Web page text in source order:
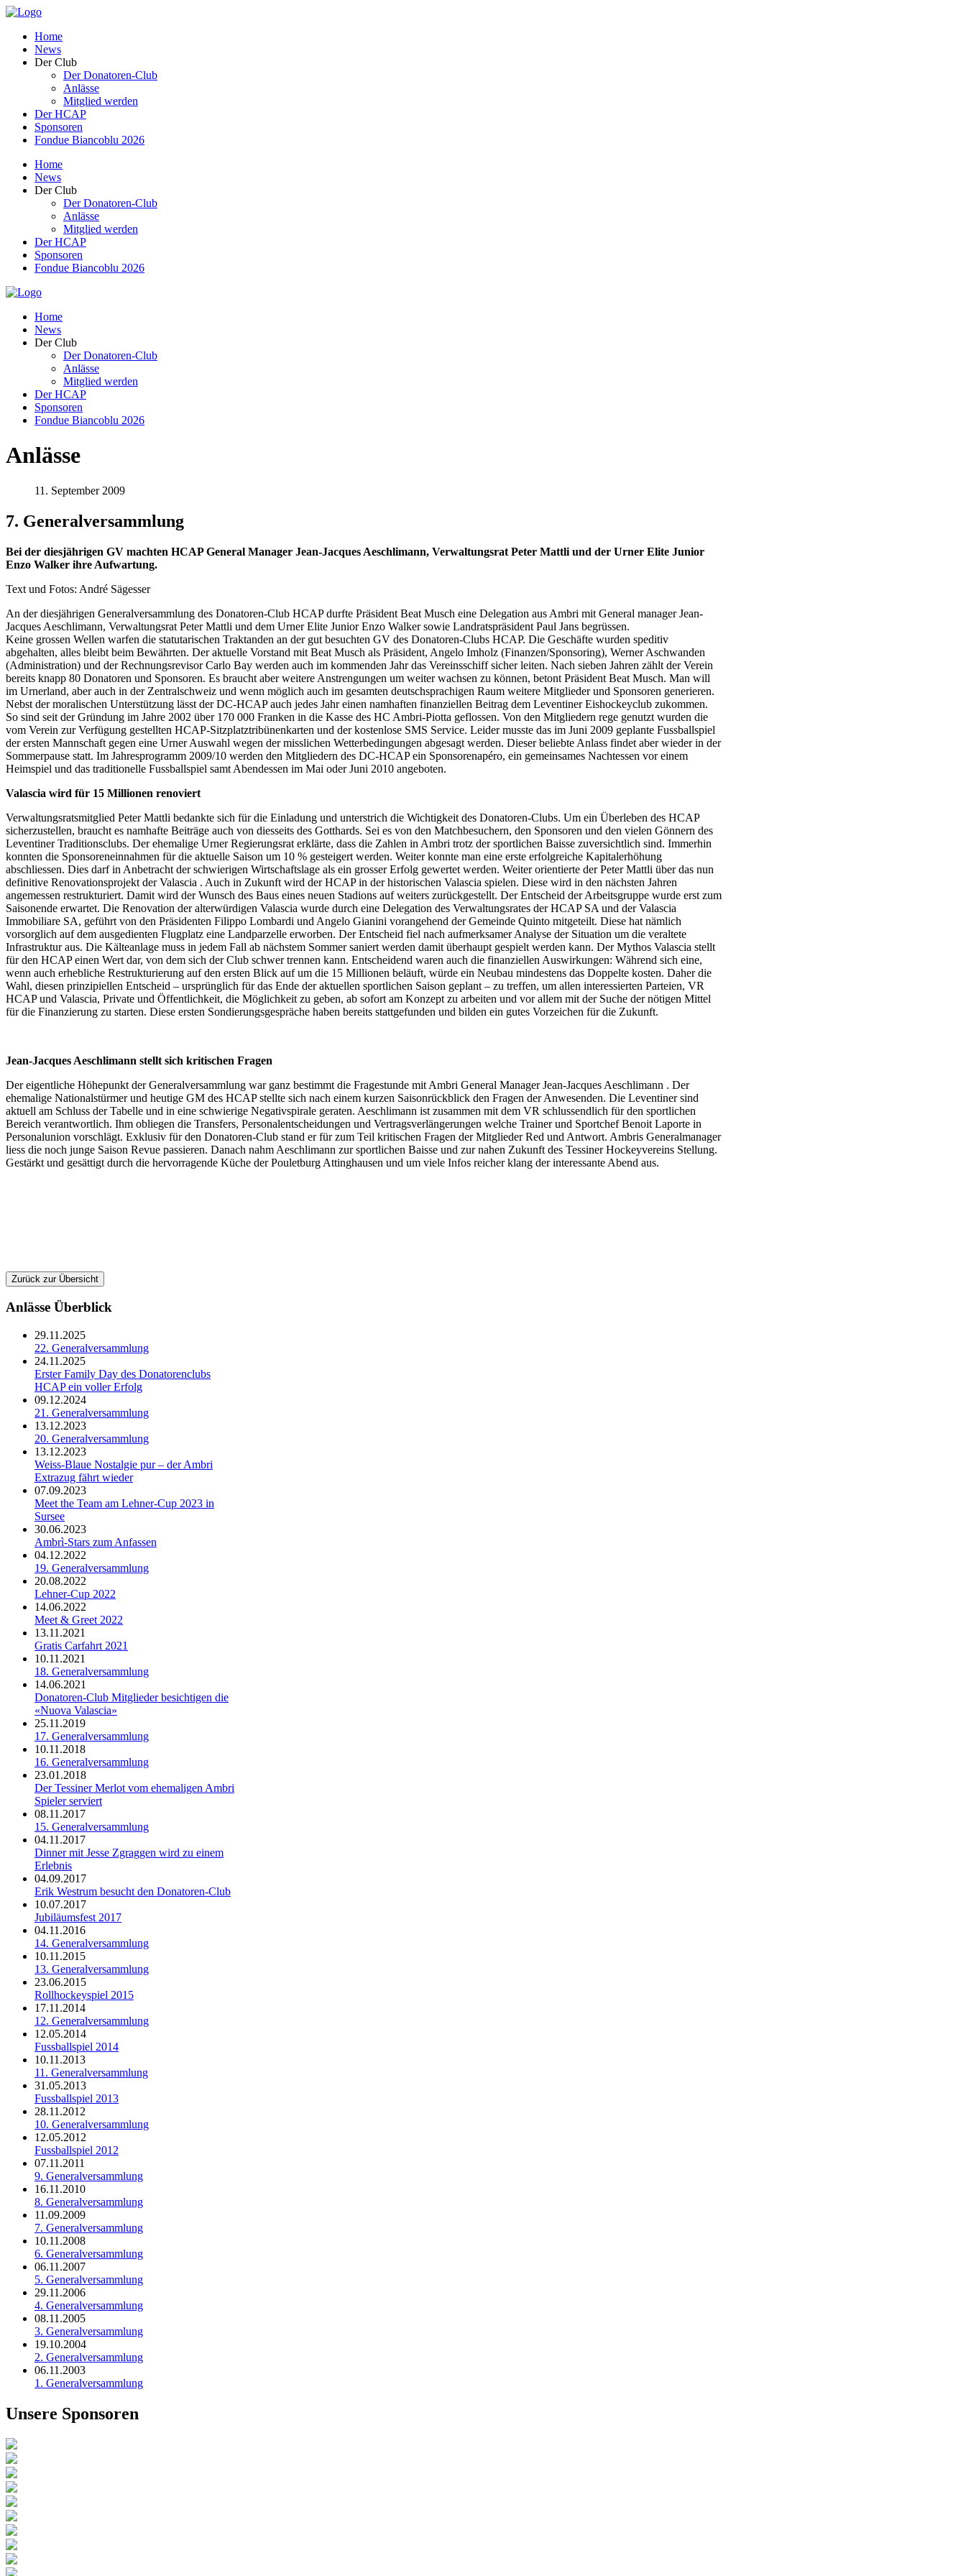
Home
News
Der Club
Der Donatoren-Club
Anlässe
Mitglied werden
Der HCAP
Sponsoren
Fondue Biancoblu 2026
Home
News
Der Club
Der Donatoren-Club
Anlässe
Mitglied werden
Der HCAP
Sponsoren
Fondue Biancoblu 2026
Home
News
Der Club
Der Donatoren-Club
Anlässe
Mitglied werden
Der HCAP
Sponsoren
Fondue Biancoblu 2026
Anlässe
11. September 2009
7. Generalversammlung
Bei der diesjährigen GV machten HCAP General Manager Jean-Jacques Aeschlimann, Verwaltungsrat Peter Mattli und der Urner Elite Junior
Enzo Walker ihre Aufwartung.
Text und Fotos: André Sägesser
An der diesjährigen Generalversammlung des Donatoren-Club HCAP durfte Präsident Beat Musch eine Delegation aus Ambri mit General manager Jean-
Jacques Aeschlimann, Verwaltungsrat Peter Mattli und dem Urner Elite Junior Enzo Walker sowie Landratspräsident Paul Jans begrüssen.
Keine grossen Wellen warfen die statutarischen Traktanden an der gut besuchten GV des Donatoren-Clubs HCAP. Die Geschäfte wurden speditiv
abgehalten, alles bleibt beim Bewährten. Der aktuelle Vorstand mit Beat Musch als Präsident, Angelo Imholz (Finanzen/Sponsoring), Werner Aschwanden
(Administration) und der Rechnungsrevisor Carlo Bay werden auch im kommenden Jahr das Vereinsschiff sicher leiten. Nach sieben Jahren zählt der Verein
bereits knapp 80 Donatoren und Sponsoren. Es braucht aber weitere Anstrengungen um weiter wachsen zu können, betont Präsident Beat Musch. Man will
im Urnerland, aber auch in der Zentralschweiz und wenn möglich auch im gesamten deutschsprachigen Raum weitere Mitglieder und Sponsoren generieren.
Nebst der moralischen Unterstützung lässt der DC-HCAP auch jedes Jahr einen namhaften finanziellen Beitrag dem Leventiner Eishockeyclub zukommen.
So sind seit der Gründung im Jahre 2002 über 170 000 Franken in die Kasse des HC Ambri-Piotta geflossen. Von den Mitgliedern rege genutzt wurden die
vom Verein zur Verfügung gestellten HCAP-Sitzplatztribünenkarten und der kostenlose SMS Service. Leider musste das im Juni 2009 geplante Fussballspiel
der ersten Mannschaft gegen eine Urner Auswahl wegen der misslichen Wetterbedingungen abgesagt werden. Dieser beliebte Anlass findet aber wieder in der
Sommerpause statt. Im Jahresprogramm 2009/10 werden den Mitgliedern des DC-HCAP ein Sponsorenapéro, ein gemeinsames Nachtessen vor einem
Heimspiel und das traditionelle Fussballspiel samt Abendessen im Mai oder Juni 2010 angeboten.
Valascia wird für 15 Millionen renoviert
Verwaltungsratsmitglied Peter Mattli bedankte sich für die Einladung und unterstrich die Wichtigkeit des Donatoren-Clubs. Um ein Überleben des HCAP
sicherzustellen, braucht es namhafte Beiträge auch von diesseits des Gotthards. Sei es von den Matchbesuchern, den Sponsoren und den vielen Gönnern des
Leventiner Traditionsclubs. Der ehemalige Urner Regierungsrat erklärte, dass die Zahlen in Ambri trotz der sportlichen Baisse zuversichtlich sind. Immerhin
konnten die Sponsoreneinnahmen für die aktuelle Saison um 10 % gesteigert werden. Weiter konnte man eine erste erfolgreiche Kapitalerhöhung
abschliessen. Dies darf in Anbetracht der schwierigen Wirtschaftslage als ein grosser Erfolg gewertet werden. Weiter orientierte der Peter Mattli über das nun
definitive Renovationsprojekt der Valascia . Auch in Zukunft wird der HCAP in der historischen Valascia spielen. Diese wird in den nächsten Jahren
angemessen restrukturiert. Damit wird der Wunsch des Baus eines neuen Stadions auf weiters zurückgestellt. Der Entscheid der Arbeitsgruppe wurde erst zum
Saisonende erwartet. Die Renovation der alterwürdigen Valascia wurde durch eine Delegation des Verwaltungsrates der HCAP SA und der Valascia
Immobiliare SA, geführt von den Präsidenten Filippo Lombardi und Angelo Gianini vorangehend der Gemeinde Quinto mitgeteilt. Diese hat nämlich
vorsorglich auf dem ausgedienten Flugplatz eine Landparzelle erworben. Der Entscheid fiel nach aufmerksamer Analyse der Situation um die veraltete
Infrastruktur aus. Die Kälteanlage muss in jedem Fall ab nächstem Sommer saniert werden damit überhaupt gespielt werden kann. Der Mythos Valascia stellt
für den HCAP einen Wert dar, von dem sich der Club schwer trennen kann. Entscheidend waren auch die finanziellen Auswirkungen: Während sich eine,
wenn auch erhebliche Restrukturierung auf den ersten Blick auf um die 15 Millionen beläuft, würde ein Neubau mindestens das Doppelte kosten. Daher die
Wahl, diesen prinzipiellen Entscheid – ursprünglich für das Ende der aktuellen sportlichen Saison geplant – zu treffen, um allen interessierten Parteien, VR
HCAP und Valascia, Private und Öffentlichkeit, die Möglichkeit zu geben, ab sofort am Konzept zu arbeiten und vor allem mit der Suche der nötigen Mittel
für die Finanzierung zu starten. Diese ersten Sondierungsgespräche haben bereits stattgefunden und bilden ein gutes Vorzeichen für die Zukunft.
Jean-Jacques Aeschlimann stellt sich kritischen Fragen
Der eigentliche Höhepunkt der Generalversammlung war ganz bestimmt die Fragestunde mit Ambri General Manager Jean-Jacques Aeschlimann . Der
ehemalige Nationalstürmer und heutige GM des HCAP stellte sich nach einem kurzen Saisonrückblick den Fragen der Anwesenden. Die Leventiner sind
aktuell am Schluss der Tabelle und in eine schwierige Negativspirale geraten. Aeschlimann ist zusammen mit dem VR schlussendlich für den sportlichen
Bereich verantwortlich. Ihm obliegen die Transfers, Personalentscheidungen und Vertragsverlängerungen welche Trainer und Sportchef Benoit Laporte in
Personalunion vorschlägt. Exklusiv für den Donatoren-Club stand er für zum Teil kritischen Fragen der Mitglieder Red und Antwort. Ambris Generalmanager
liess die noch junge Saison Revue passieren. Danach nahm Aeschlimann zur sportlichen Baisse und zur nahen Zukunft des Tessiner Hockeyvereins Stellung.
Gestärkt und gesättigt durch die hervorragende Küche der Pouletburg Attinghausen und um viele Infos reicher klang der interessante Abend aus.
Zurück zur Übersicht
Anlässe Überblick
29.11.2025
22. Generalversammlung
24.11.2025
Erster Family Day des Donatorenclubs
HCAP ein voller Erfolg
09.12.2024
21. Generalversammlung
13.12.2023
20. Generalversammlung
13.12.2023
Weiss-Blaue Nostalgie pur – der Ambri
Extrazug fährt wieder
07.09.2023
Meet the Team am Lehner-Cup 2023 in
Sursee
30.06.2023
Ambrì-Stars zum Anfassen
04.12.2022
19. Generalversammlung
20.08.2022
Lehner-Cup 2022
14.06.2022
Meet & Greet 2022
13.11.2021
Gratis Carfahrt 2021
10.11.2021
18. Generalversammlung
14.06.2021
Donatoren-Club Mitglieder besichtigen die
«Nuova Valascia»
25.11.2019
17. Generalversammlung
10.11.2018
16. Generalversammlung
23.01.2018
Der Tessiner Merlot vom ehemaligen Ambri
Spieler serviert
08.11.2017
15. Generalversammlung
04.11.2017
Dinner mit Jesse Zgraggen wird zu einem
Erlebnis
04.09.2017
Erik Westrum besucht den Donatoren-Club
10.07.2017
Jubiläumsfest 2017
04.11.2016
14. Generalversammlung
10.11.2015
13. Generalversammlung
23.06.2015
Rollhockeyspiel 2015
17.11.2014
12. Generalversammlung
12.05.2014
Fussballspiel 2014
10.11.2013
11. Generalversammlung
31.05.2013
Fussballspiel 2013
28.11.2012
10. Generalversammlung
12.05.2012
Fussballspiel 2012
07.11.2011
9. Generalversammlung
16.11.2010
8. Generalversammlung
11.09.2009
7. Generalversammlung
10.11.2008
6. Generalversammlung
06.11.2007
5. Generalversammlung
29.11.2006
4. Generalversammlung
08.11.2005
3. Generalversammlung
19.10.2004
2. Generalversammlung
06.11.2003
1. Generalversammlung
Unsere Sponsoren